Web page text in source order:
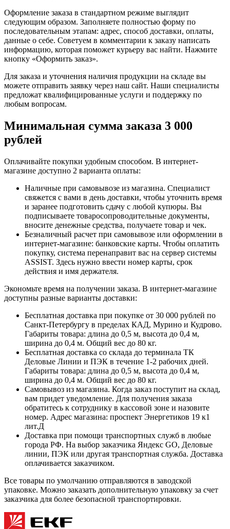
Оформление заказа в стандартном режиме выглядит
следующим образом. Заполняете полностью форму по
последовательным этапам: адрес, способ доставки, оплаты,
данные о себе. Советуем в комментарии к заказу написать
информацию, которая поможет курьеру вас найти. Нажмите
кнопку «Оформить заказ».
Для заказа и уточнения наличия продукции на складе вы
можете отправить заявку через наш сайт. Наши специалисты
предложат квалифицированные услуги и поддержку по
любым вопросам.
Минимальная сумма заказа 3 000
рублей
Оплачивайте покупки удобным способом. В интернет-
магазине доступно 2 варианта оплаты:
Наличные при самовывозе из магазина. Специалист
свяжется с вами в день доставки, чтобы уточнить время
и заранее подготовить сдачу с любой купюры. Вы
подписываете товаросопроводительные документы,
вносите денежные средства, получаете товар и чек.
Безналичный расчет при самовывозе или оформлении в
интернет-магазине: банковские карты. Чтобы оплатить
покупку, система перенаправит вас на сервер системы
ASSIST. Здесь нужно ввести номер карты, срок
действия и имя держателя.
Экономьте время на получении заказа. В интернет-магазине
доступны разные варианты доставки:
Бесплатная доставка при покупке от 30 000 рублей по
Санкт-Петербургу в пределах КАД, Мурино и Кудрово.
Габариты товара: длина до 0,5 м, высота до 0,4 м,
ширина до 0,4 м. Общий вес до 80 кг.
Бесплатная доставка со склада до терминала ТК
Деловые Линии и ПЭК в течение 1-2 рабочих дней.
Габариты товара: длина до 0,5 м, высота до 0,4 м,
ширина до 0,4 м. Общий вес до 80 кг.
Самовывоз из магазина. Когда заказ поступит на склад,
вам придет уведомление. Для получения заказа
обратитесь к сотруднику в кассовой зоне и назовите
номер. Адрес магазина: проспект Энергетиков 19 к1
лит.Д
Доставка при помощи транспортных служб в любые
города РФ. На выбор заказчика Яндекс GO, Деловые
линии, ПЭК или другая транспортная служба. Доставка
оплачивается заказчиком.
Все товары по умолчанию отправляются в заводской
упаковке. Можно заказать дополнительную упаковку за счет
заказчика для более безопасной транспортировки.